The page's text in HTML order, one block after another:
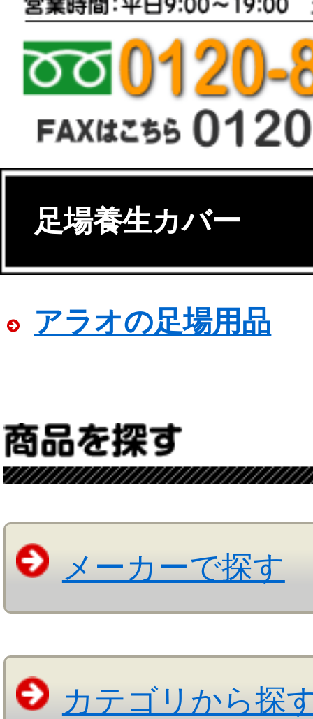
足場養生カバー
アラオの足場用品
メーカーで探す
カテゴリから探